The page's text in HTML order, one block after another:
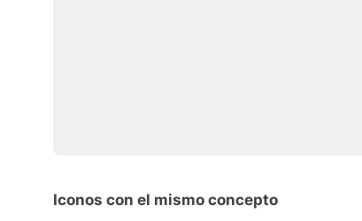
Iconos con el mismo concepto